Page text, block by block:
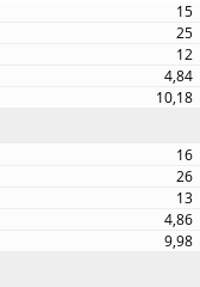
15
25
12
4,84
10,18
16
26
13
4,86
9,98